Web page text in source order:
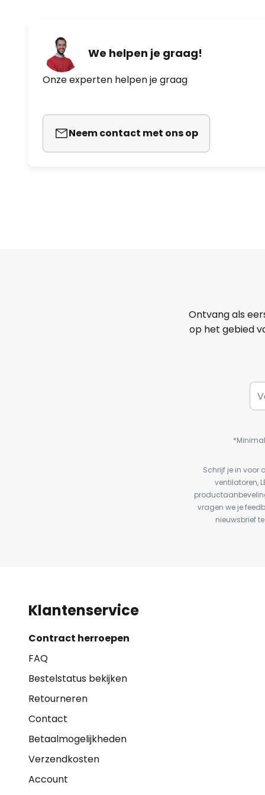
We helpen je graag!
Onze experten helpen je graag
Neem contact met ons op
Ontvang als
op het gebied
Schrijf je in voor
ventilatoren,
vragen we je
nieuwsbrief
Klantenservice
Contract herroepen
FAQ
Bestelstatus bekijken
Retourneren
Contact
Betaalmogelijkheden
Verzendkosten
Account